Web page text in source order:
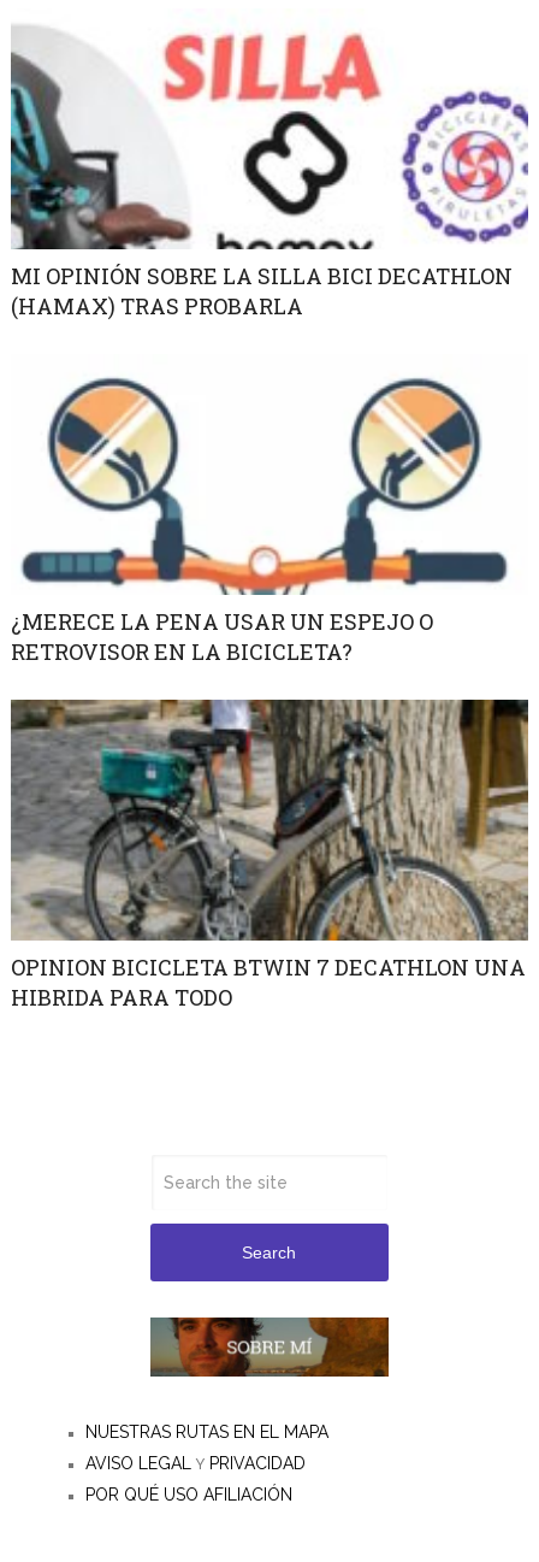
MI OPINIÓN SOBRE LA SILLA BICI DECATHLON
(HAMAX) TRAS PROBARLA
¿MERECE LA PENA USAR UN ESPEJO O
RETROVISOR EN LA BICICLETA?
OPINION BICICLETA BTWIN 7 DECATHLON UNA
HIBRIDA PARA TODO
Search
NUESTRAS RUTAS EN EL MAPA
AVISO LEGAL YPRIVACIDAD
POR QUÉ USO AFILIACIÓN